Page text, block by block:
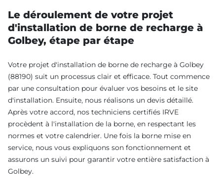
Le déroulement de votre projet
d'installation de borne de recharge à
Golbey, étape par étape
Votre projet d'installation de borne de recharge à Golbey
(88190) suit un processus clair et efficace. Tout commence
par une consultation pour évaluer vos besoins et le site
d'installation. Ensuite, nous réalisons un devis détaillé.
Après votre accord, nos techniciens certifiés IRVE
procèdent à l'installation de la borne, en respectant les
normes et votre calendrier. Une fois la borne mise en
service, nous vous expliquons son fonctionnement et
assurons un suivi pour garantir votre entière satisfaction à
Golbey.